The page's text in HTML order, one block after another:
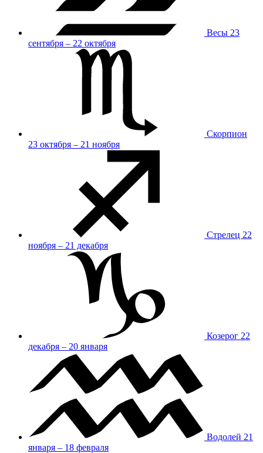
Весы 23
сентября – 22 октября
Скорпион
23 октября – 21 ноября
Стрелец 22
ноября – 21 декабря
Козерог 22
декабря – 20 января
Водолей 21
января – 18 февраля